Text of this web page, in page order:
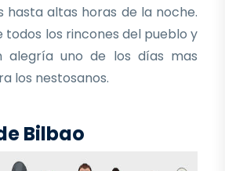
hasta altas horas de la noche.
todos los rincones del pueblo y
alegría uno de los días mas
los nestosanos.
Bilbao